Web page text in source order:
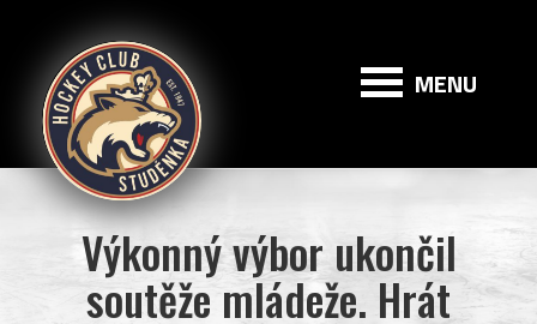
Studénka
MENU
Výkonný výbor ukončil
soutěže mládeže. Hrát